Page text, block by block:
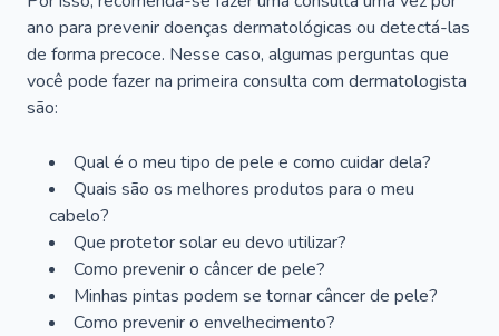
ano para prevenir doenças dermatológicas ou detectá-las
de forma precoce. Nesse caso, algumas perguntas que
você pode fazer na primeira consulta com dermatologista
são:
Qual é o meu tipo de pele e como cuidar dela?
Quais são os melhores produtos para o meu
cabelo?
Que protetor solar eu devo utilizar?
Como prevenir o câncer de pele?
Minhas pintas podem se tornar câncer de pele?
Como prevenir o envelhecimento?